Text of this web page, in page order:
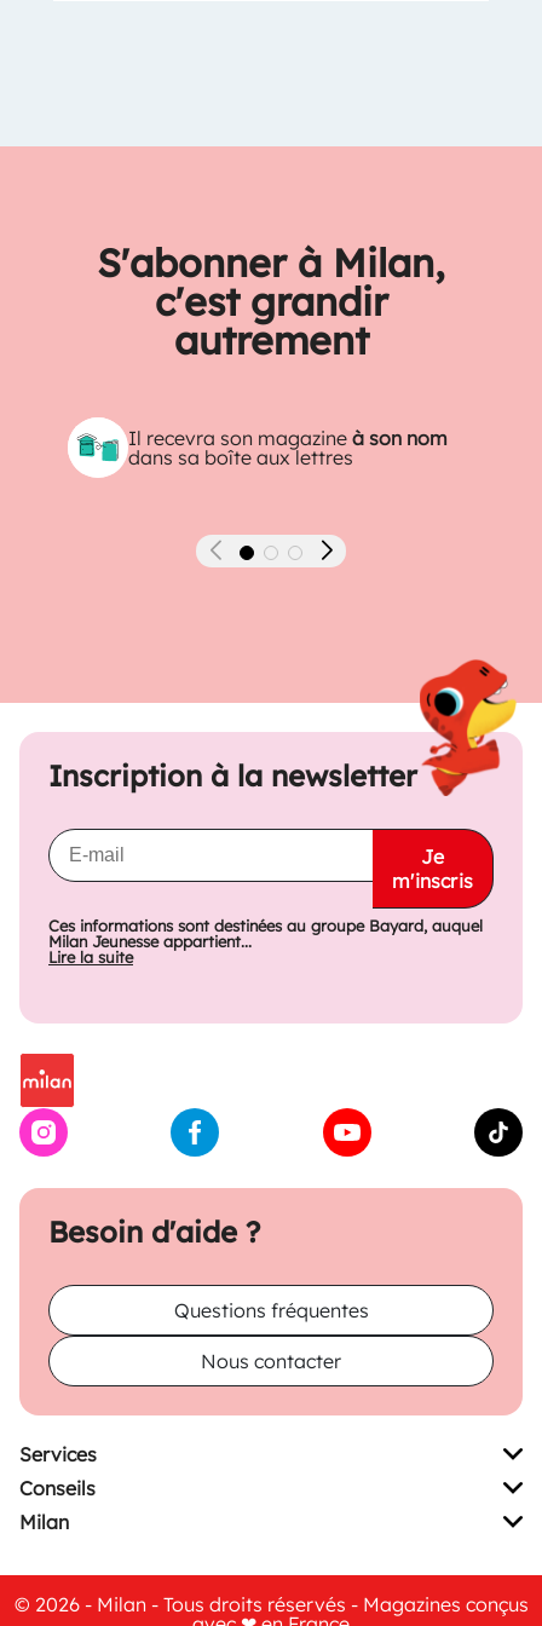
S'abonner à Milan,
c'est grandir
autrement
Il recevra son magazineà son nom
dans sa boîte aux lettres
Précédent Suivant
Besoin d'aide ?
Questions fréquentes
Nous contacter
Inscription à la newsletter
Je
m'inscris
Ces informations sont destinées au groupe Bayard, auquel
Milan Jeunesse appartient...
Lire la suite
Services
Conseils
Milan
© 2026 - Milan - Tous droits réservés - Magazines conçus